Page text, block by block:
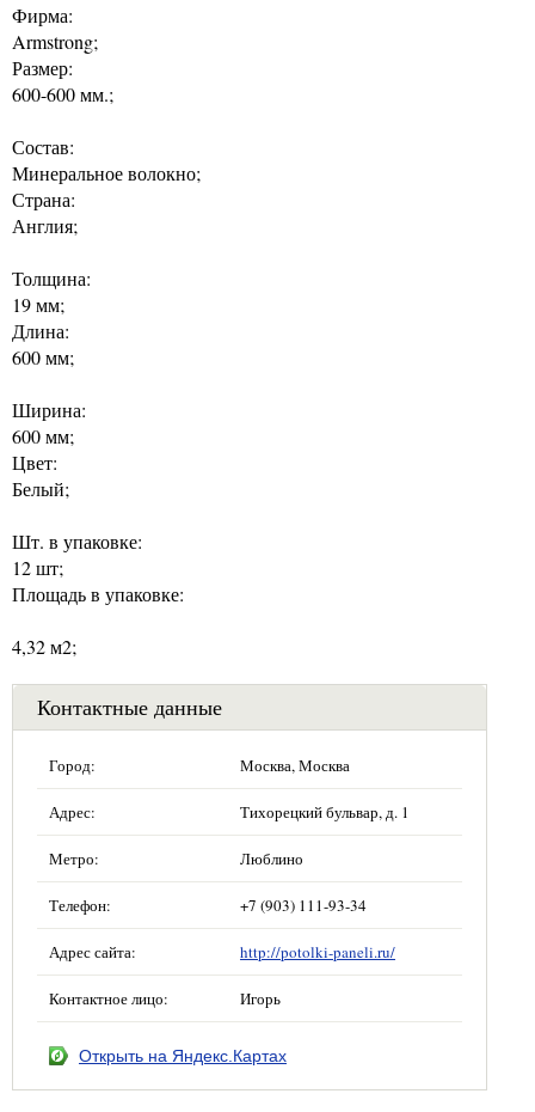
Фирма:
Armstrong;
Размер:
600-600 мм.;
Состав:
Минеральное волокно;
Страна:
Англия;
Толщина:
19 мм;
Длина:
600 мм;
Ширина:
600 мм;
Цвет:
Белый;
Шт. в упаковке:
12 шт;
Площадь в упаковке:
4,32 м2;
Контактные данные
Город: Москва, Москва
Адрес: Тихорецкий бульвар, д. 1
Метро: Люблино
Телефон: +7 (903) 111-93-34
Адрес сайта: http://potolki-paneli.ru/
Контактное лицо: Игорь
Открыть на Яндекс.Картах